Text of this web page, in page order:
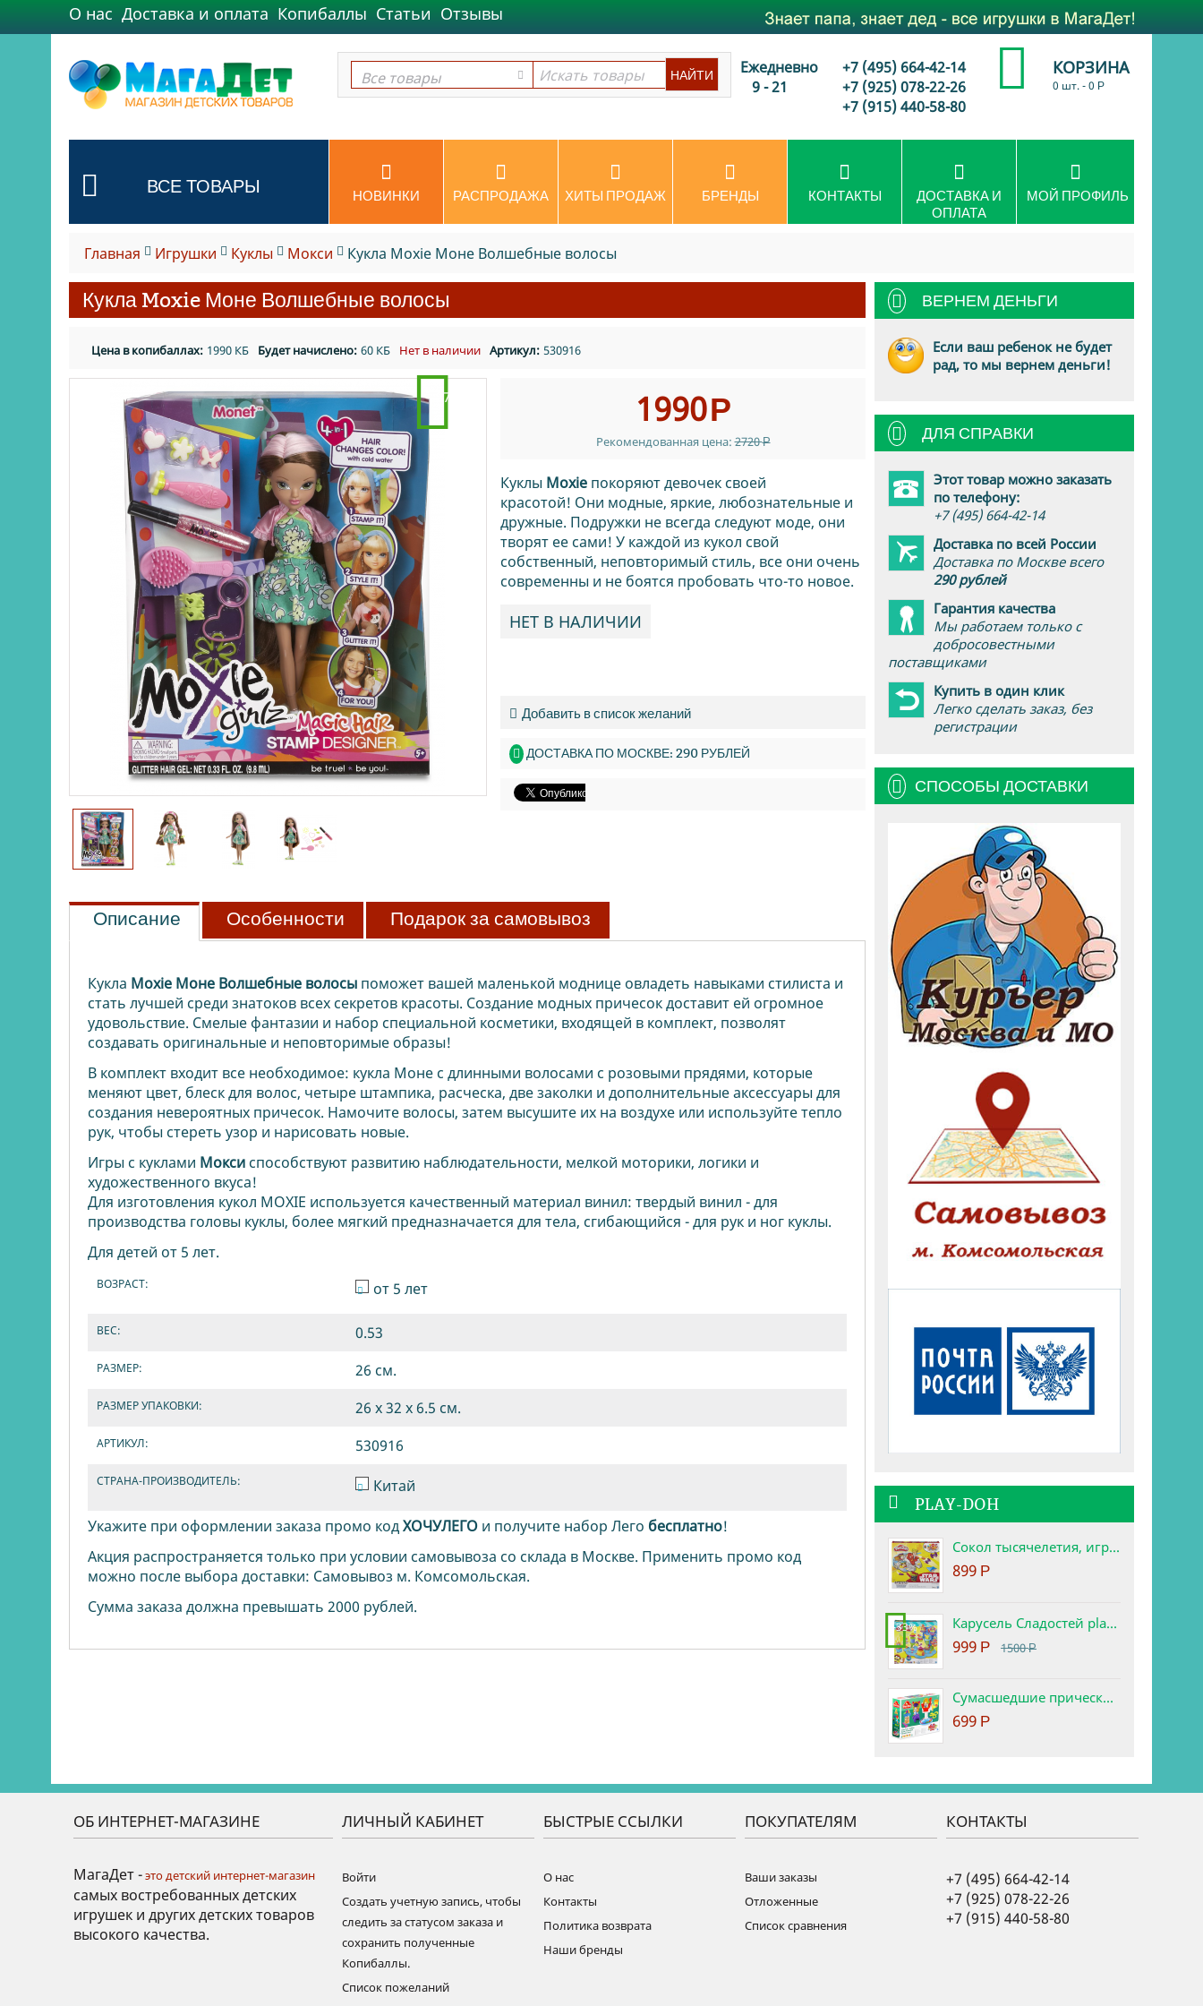
О нас Доставка и оплата Копибаллы Статьи Отзывы
Все товары
Все товары
Ежедневно
9 - 21
+7 (495) 664-42-14
+7 (925) 078-22-26
+7 (915) 440-58-80
КОРЗИНА
0 шт.-0 Р
ВСЕ ТОВАРЫ НОВИНКИ РАСПРОДАЖА ХИТЫ ПРОДАЖ БРЕНДЫ КОНТАКТЫ
ДОСТАВКА И
ОПЛАТА
МОЙ ПРОФИЛЬ
Главная Игрушки Куклы Мокси Кукла Moxie Моне Волшебные волосы
Кукла Moxie Моне Волшебные волосы
Цена в копибаллах: 1990 КБ Будет начислено: 60 КБ Нет в наличии Артикул: 530916
-27% 1990Р
Рекомендованная цена:2720 Р
Куклы Moxie покоряют девочек своей
красотой! Они модные, яркие, любознательные и
дружные. Подружки не всегда следуют моде, они
творят ее сами! У каждой из кукол свой
собственный, неповторимый стиль, все они очень
современны и не боятся пробовать что-то новое.
НЕТ В НАЛИЧИИ
Добавить в список желаний
ДОСТАВКА ПО МОСКВЕ: 290 РУБЛЕЙ
Описание Особенности Подарок за самовывоз
Кукла Moxie Моне Волшебные волосы поможет вашей маленькой моднице овладеть навыками стилиста и
стать лучшей среди знатоков всех секретов красоты. Создание модных причесок доставит ей огромное
удовольствие. Смелые фантазии и набор специальной косметики, входящей в комплект, позволят
создавать оригинальные и неповторимые образы!
В комплект входит все необходимое: кукла Моне с длинными волосами с розовыми прядями, которые
меняют цвет, блеск для волос, четыре штампика, расческа, две заколки и дополнительные аксессуары для
создания невероятных причесок. Намочите волосы, затем высушите их на воздухе или используйте тепло
рук, чтобы стереть узор и нарисовать новые.
Игры с куклами Мокси способствуют развитию наблюдательности, мелкой моторики, логики и
художественного вкуса!
Для изготовления кукол MOXIE используется качественный материал винил: твердый винил - для
производства головы куклы, более мягкий предназначается для тела, сгибающийся - для рук и ног куклы.
Для детей от 5 лет.
ВОЗРАСТ: от 5 лет
ВЕС: 0.53
РАЗМЕР: 26 см.
РАЗМЕР УПАКОВКИ: 26 x 32 x 6.5 см.
АРТИКУЛ: 530916
СТРАНА-ПРОИЗВОДИТЕЛЬ: Китай
Укажите при оформлении заказа промо кодХОЧУЛЕГО и получите набор Лего бесплатно!
Акция распространяется только при условии самовывоза со склада в Москве. Применить промо код
можно после выбора доставки: Самовывоз м. Комсомольская.
Сумма заказа должна превышать 2000 рублей.
ВЕРНЕМ ДЕНЬГИ
Если ваш ребенок не будет
рад, то мы вернем деньги!
ДЛЯ СПРАВКИ
Этот товар можно заказать
по телефону:
+7 (495) 664-42-14
Доставка по всей России
Доставка по Москве всего
290 рублей
Гарантия качества
Мы работаем только с
добросовестными
поставщиками
Купить в один клик
Легко сделать заказ, без
регистрации
СПОСОБЫ ДОСТАВКИ
PLAY-DOH
Сокол тысячелетия, игровой набор Star Wars Play-Doh
899 Р
-33% Карусель Сладостей play-doh. Набор с пластилином.
999 Р 1500 Р
Сумасшедшие прически набор play-doh
699 Р
ОБ ИНТЕРНЕТ-МАГАЗИНЕ
МагаДет -это детский интернет-магазин
самых востребованных детских
игрушек и других детских товаров
высокого качества.
ЛИЧНЫЙ КАБИНЕТ
Войти
Создать учетную запись, чтобы
следить за статусом заказа и
сохранить полученные
Копибаллы.
Список пожеланий
БЫСТРЫЕ ССЫЛКИ
О нас
Контакты
Политика возврата
Наши бренды
ПОКУПАТЕЛЯМ
Ваши заказы
Отложенные
Список сравнения
КОНТАКТЫ
+7 (495) 664-42-14
+7 (925) 078-22-26
+7 (915) 440-58-80